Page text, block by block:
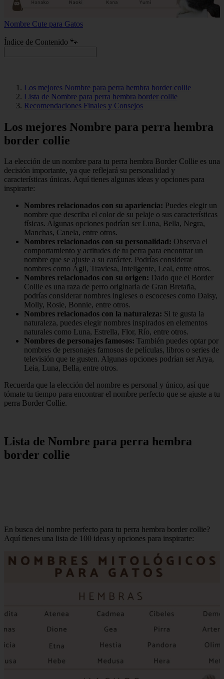
Nombre Cute para Gatos
Índice de Contenido 🐾
Los mejores Nombre para perra hembra border collie
Lista de Nombre para perra hembra border collie
Recomendaciones Finales y Consejos
Los mejores Nombre para perra hembra
border collie
La elección de un nombre para tu perra hembra Border Collie es una
decisión importante, ya que reflejará su personalidad y
características únicas. Aquí tienes algunas ideas y opciones para
inspirarte:
Nombres relacionados con su apariencia: Puedes elegir un
nombre que describa el color de su pelaje o sus características
físicas. Algunas opciones podrían ser Luna, Bella, Negra,
Manchas, Canela, entre otros.
Nombres relacionados con su personalidad: Observa el
comportamiento y actitudes de tu perra para encontrar un
nombre que se ajuste a su carácter. Podrías considerar
nombres como Ágil, Traviesa, Inteligente, Leal, entre otros.
Nombres relacionados con su origen: Dado que el Border
Collie es una raza de perro originaria de Gran Bretaña,
podrías considerar nombres ingleses o escoceses como Daisy,
Molly, Rosie, Bonnie, entre otros.
Nombres relacionados con la naturaleza: Si te gusta la
naturaleza, puedes elegir nombres inspirados en elementos
naturales como Luna, Estrella, Flor, Río, entre otros.
Nombres de personajes famosos: También puedes optar por
nombres de personajes famosos de películas, libros o series de
televisión que te gusten. Algunas opciones podrían ser Arya,
Leia, Luna, Bella, entre otros.
Recuerda que la elección del nombre es personal y único, así que
tómate tu tiempo para encontrar el nombre perfecto que se ajuste a tu
perra Border Collie.
Lista de Nombre para perra hembra
border collie
En busca del nombre perfecto para tu perra hembra border collie?
Aquí tienes una lista de 100 ideas y opciones para inspirarte: